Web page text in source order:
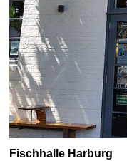
Fischhalle Harburg